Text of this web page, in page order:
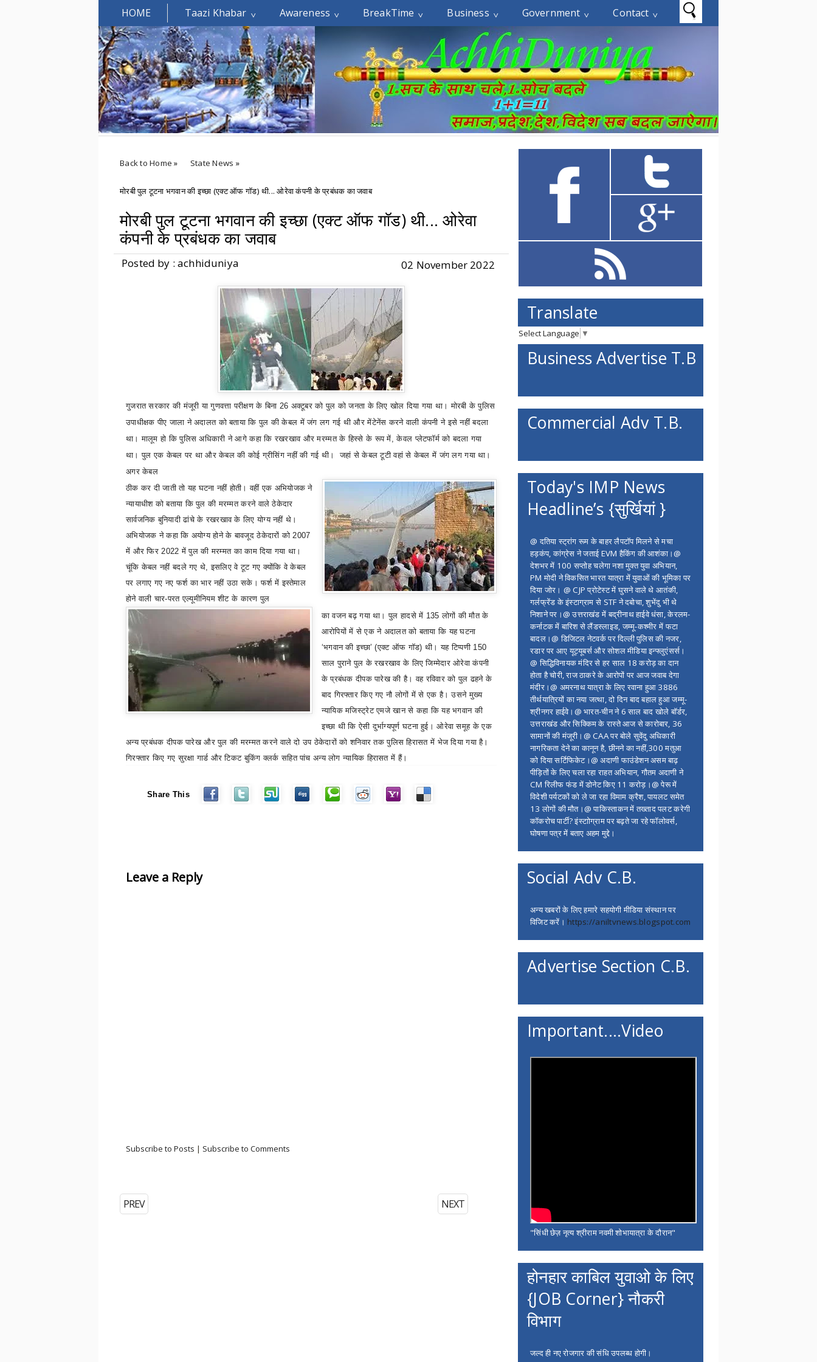
HOME Taazi Khabar Awareness BreakTime Business Government Contact
Welcomes You.....
Back to Home » State News »
मोरबी पुल टूटना भगवान की इच्छा (एक्‍ट ऑफ गॉड) थी... ओरेवा कंपनी के प्रबंधक का जवाब
मोरबी पुल टूटना भगवान की इच्छा (एक्‍ट ऑफ गॉड) थी... ओरेवा
कंपनी के प्रबंधक का जवाब
Posted by : achhiduniya 02 November 2022
गुजरातसरकार की मंजूरी या गुणवत्ता परीक्षण के बिना 26 अक्टूबर को पुल को जनता के लिए खोल दिया गया था। मोरबी के पुलिस
उपाधीक्षक पीए जाला ने अदालत को बताया कि पुल की केबल में जंग लग गई थी और मेंटेनेंस करने वाली कंपनी ने इसे नहीं बदला
था। मालूम हो कि पुलिस अधिकारी ने आगे कहा कि रखरखाव और मरम्मत के हिस्से के रूप में,केवल प्लेटफॉर्म को बदला गया
था। पुल एक केबल पर था और केबल की कोई ग्रीसिंग नहीं की गई थी।
जहां से केबल टूटी वहां से केबल में जंग लग गया था।
अगर केबल
ठीक कर दी जाती तो यह घटना नहीं होती। वहीं एक अभियोजक ने
न्यायाधीश को बताया कि पुल की मरम्मत करने वाले ठेकेदार
सार्वजनिक बुनियादी ढांचे के रखरखाव के लिए योग्य नहीं थे।
अभियोजक ने कहा कि अयोग्य होने के बावजूद ठेकेदारों को2007
में और फिर2022 में पुल की मरम्मत का काम दिया गया था।
चूंकि केबल नहीं बदले गए थे,इसलिए वे टूट गए क्योंकि वे केबल
पर लगाए गए नए फर्श का भार नहीं उठा सके। फर्श में इस्तेमाल
होने वाली चार-परत एल्यूमीनियम शीट के कारण पुल
का वजन बढ़ गया था।पुल हादसे में 135 लोगों की मौत के
आरोपियों में से एक ने अदालत को बताया कि यह घटना
‘भगवान की इच्छा’ (एक्‍ट ऑफ गॉड) थी। यह टिप्पणी 150
साल पुराने पुल के रखरखाव के लिए जिम्मेदार ओरेवा कंपनी
के प्रबंधक दीपक पारेख की है। वह रविवार को पुल ढहने के
बाद गिरफ्तार किए गए नौ लोगों में से एक है। उसने मुख्य
न्यायिक मजिस्ट्रेट एमजे खान से कहा कि यह भगवान की
इच्छा थी कि ऐसी दुर्भाग्यपूर्ण घटना हुई। ओरेवा समूह के एक
अन्य प्रबंधक दीपक पारेख और पुल की मरम्मत करने वाले दो उप ठेकेदारों को शनिवार तक पुलिस हिरासत में भेज दिया गया है।
गिरफ्तार किए गए सुरक्षा गार्ड और टिकट बुकिंग क्लर्क सहित पांच अन्य लोग न्यायिक हिरासत में हैं।
Share This
Leave a Reply
Subscribe to Posts | Subscribe to Comments
NEXT
PREV
Translate
Select Language ▼
Business Advertise T.B
Commercial Adv T.B.
Today's IMP News
Headline’s {सुर्खियां }
@ दतिया स्ट्रांग रूम के बाहर लैपटॉप मिलने से मचा
हड़कंप, कांग्रेस ने जताई EVM हैकिंग की आशंका।@
देशभर में 100 सप्ताेह चलेगा नशा मुक्त युवा अभियान,
PM मोदी ने विकसित भारत यात्रा में युवाओं की भूमिका पर
दिया जोर। @ CJP प्रोटेस्ट में घुसने वाले थे आतंकी,
गर्लफ्रेंड के इंस्टाग्राम से STF ने दबोचा, शुभेंदु भी थे
निशाने पर।@ उत्तराखंड में बद्रीनाथ हाईवे धंसा, केरलम-
कर्नाटक में बारिश से लैंडस्लाइड, जम्मू-कश्मीर में फटा
बादल।@ डिजिटल नेटवर्क पर दिल्ली पुलिस की नजर,
रडार पर आए यूट्यूबर्स और सोशल मीडिया इन्फ्लुएंसर्स।
@ सिद्धिविनायक मंदिर से हर साल 18 करोड़ का दान
होता है चोरी, राज ठाकरे के आरोपों पर आज जवाब देगा
मंदीर।@ अमरनाथ यात्रा के लिए रवाना हुआ 3886
तीर्थयात्रियों का नया जत्था, दो दिन बाद बहाल हुआ जम्मू-
श्रीनगर हाईवे।@ भारत-चीन ने 6 साल बाद खोले बॉर्डर,
उत्तराखंड और सिक्किम के रास्ते आज से कारोबार, 36
सामानों की मंजूरी।@ CAA पर बोले सुवेंदु अधिकारी
नागरिकता देने का कानून है, छीनने का नहीं,300 मतुआ
को दिया सर्टिफिकेट।@ अदाणी फाउंडेशन असम बाढ़
पीड़ितों के लिए चला रहा राहत अभियान, गौतम अदाणी ने
CM रिलीफ फंड में डोनेट किए 11 करोड़।@ पेरू में
विदेशी पर्यटकों को ले जा रहा विमाम क्रैश, पायलट समेत
13 लोगों की मौत।@ पाकिस्ताकन में तख्ताद पलट करेगी
कॉकरोच पार्टी? इंस्टाोग्राम पर बढ़ते जा रहे फॉलोवर्स,
घोषणा पत्र में बताए अहम मुद्दे।
Social Adv C.B.
अन्य खबरों के लिए हमारे सहयोगी मीडिया संस्थान पर
विजिट करें। https://aniltvnews.blogspot.com
Advertise Section C.B.
Important....Video
"सिंधी छेज़ नृत्य श्रीराम नवमी शोभायात्रा के दौरान"
होनहार काबिल युवाओ के लिए
{JOB Corner} नौकरी
विभाग
जल्द ही नए रोजगार की संधि उपलब्ध होगी।